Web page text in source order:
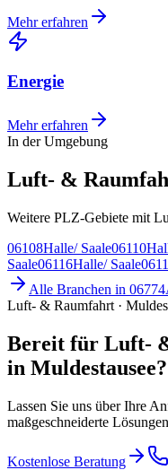
Mehr erfahren
Energie
Mehr erfahren
In der Umgebung
Luft- &
Weitere PLZ-Gebiete mit
06108Halle/ Saale06110
Saale06116Halle/ Saale
Alle Branchen in 06774
Luft- & Raumfahrt ·
Bereit für Luft-
in Muldestausee?
Lassen Sie uns über Ihre
maßgeschneiderte
Kostenlose Beratung